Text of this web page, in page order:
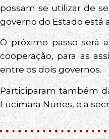
possam se utilizar de
governo do Estado está
O próximo passo será
cooperação, para as
entre os dois governos.
Participaram também
Lucimara Nunes, e a